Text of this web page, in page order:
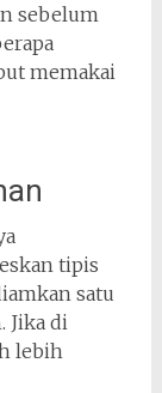
sebelum
memakai
tipis
satu
Jika di
lebih